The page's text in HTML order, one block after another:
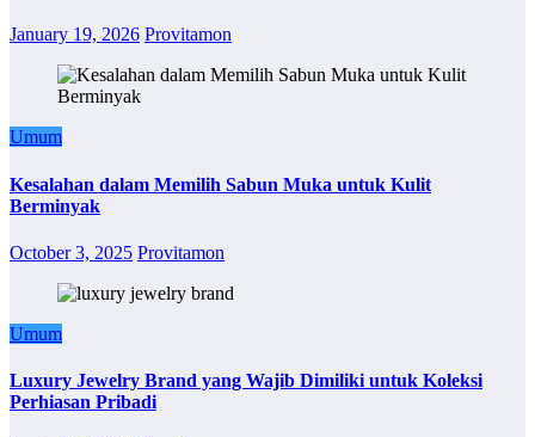
January 19, 2026 Provitamon
Umum
Kesalahan dalam Memilih Sabun Muka untuk Kulit
Berminyak
October 3, 2025 Provitamon
Umum
Luxury Jewelry Brand yang Wajib Dimiliki untuk Koleksi
Perhiasan Pribadi